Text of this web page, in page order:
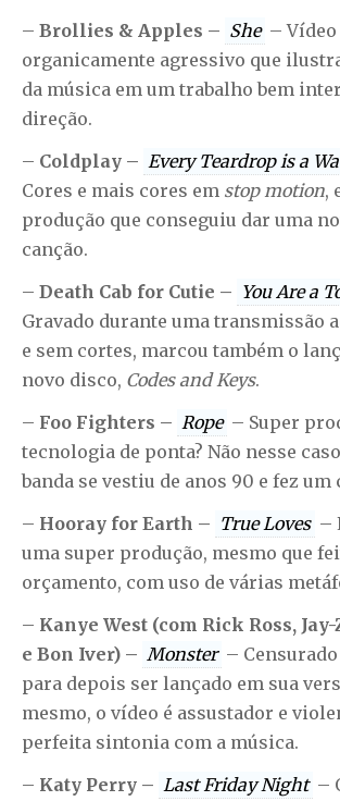
– Brollies & Apples – She – Vídeo
organicamente agressivo que
da música em um trabalho bem
direção.
– Coldplay – Every Teardrop is a
Cores e mais cores em stop motion,
produção que conseguiu dar uma
canção.
– Death Cab for Cutie – You Are a
Gravado durante uma transmissão
e sem cortes, marcou também o
novo disco, Codes and Keys.
– Foo Fighters – Rope – Super
tecnologia de ponta? Não nesse
banda se vestiu de anos 90 e fez um
– Hooray for Earth – True Loves –
uma super produção, mesmo que
orçamento, com uso de várias
– Kanye West (com Rick Ross,
e Bon Iver) – Monster –
para depois ser lançado em sua
mesmo, o vídeo é assustador e
perfeita sintonia com a música.
– Katy Perry – Last Friday Night –